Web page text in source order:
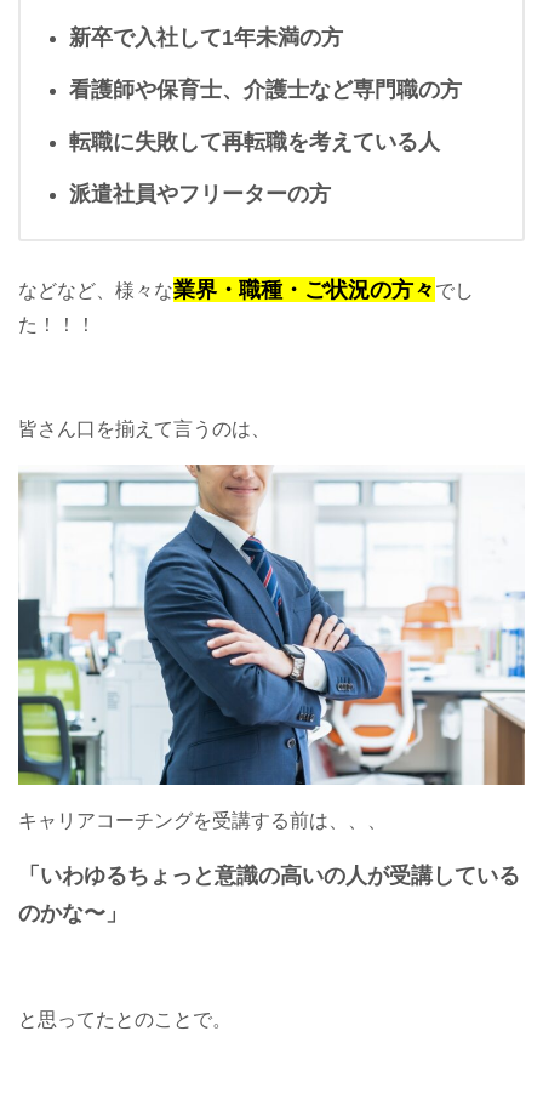
新卒で入社して1年未満の方
看護師や保育士、介護士など専門職の方
転職に失敗して再転職を考えている人
派遣社員やフリーターの方
などなど、様々な業界・職種・ご状況の方々 でし
た！！！
皆さん口を揃えて言うのは、
キャリアコーチングを受講する前は、、、
「いわゆるちょっと意識の高いの人が受講している
のかな〜」
と思ってたとのことで。